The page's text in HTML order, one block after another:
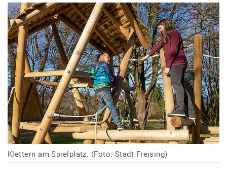
Klettern am Spielplatz. (Foto: Stadt Freising)